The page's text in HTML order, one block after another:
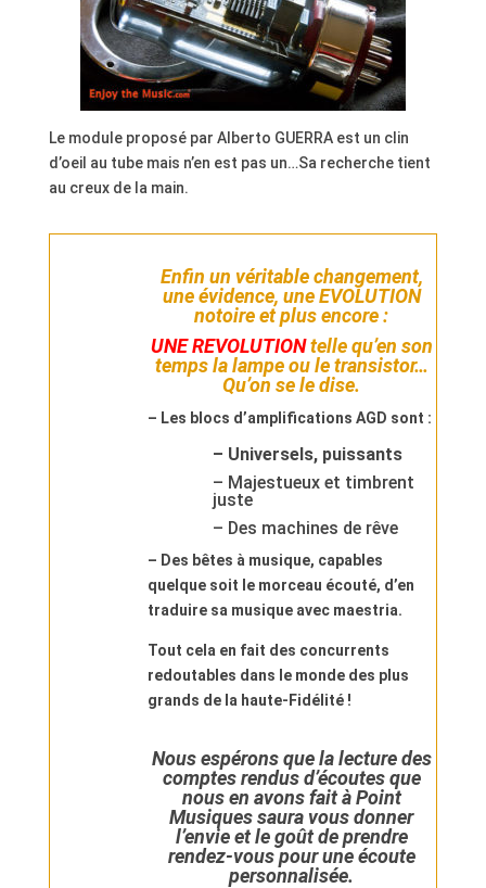
Le module proposé par Alberto GUERRA est un clin
d’oeil au tube mais n’en est pas un…Sa recherche tient
au creux de la main.
Enfin un véritable changement,
une évidence, une EVOLUTION
notoire et plus encore :
UNE REVOLUTIONtelle qu’en son
temps la lampe ou le transistor…
Qu’on se le dise.
– Les blocs d’amplifications AGD sont :
– Universels, puissants
– Majestueux et timbrent
juste
– Des machines de rêve
– Des bêtes à musique, capables
quelque soit le morceau écouté, d’en
traduire sa musique avec maestria.
Tout cela en fait des concurrents
redoutables dans le monde des plus
grands de la haute-Fidélité !
Nous espérons que la lecture des
comptes rendus d’écoutes que
nous en avons fait à Point
Musiques saura vous donner
l’envie et le goût de prendre
rendez-vous pour une écoute
personnalisée.